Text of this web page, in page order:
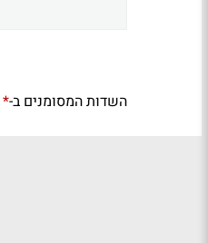
השדות המסומנים ב-*